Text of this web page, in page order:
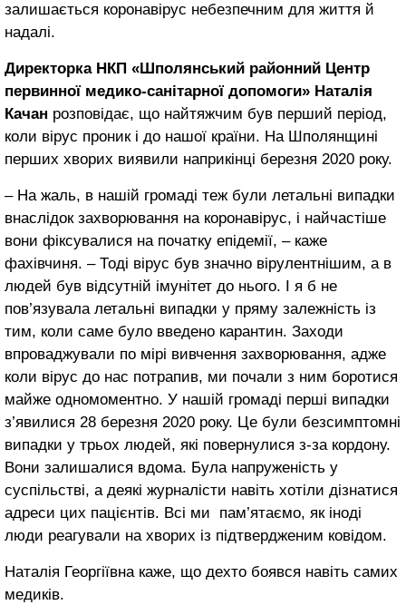
залишається коронавірус небезпечним для життя й
надалі.
Директорка НКП «Шполянський районний Центр
первинної медико-санітарної допомоги» Наталія
Качан розповідає, що найтяжчим був перший період,
коли вірус проник і до нашої країни. На Шполянщині
перших хворих виявили наприкінці березня 2020 року.
– На жаль, в нашій громаді теж були летальні випадки
внаслідок захворювання на коронавірус, і найчастіше
вони фіксувалися на початку епідемії, – каже
фахівчиня. – Тоді вірус був значно вірулентнішим, а в
людей був відсутній імунітет до нього. І я б не
пов’язувала летальні випадки у пряму залежність із
тим, коли саме було введено карантин. Заходи
впроваджували по мірі вивчення захворювання, адже
коли вірус до нас потрапив, ми почали з ним боротися
майже одномоментно. У нашій громаді перші випадки
з’явилися 28 березня 2020 року. Це були безсимптомні
випадки у трьох людей, які повернулися з-за кордону.
Вони залишалися вдома. Була напруженість у
суспільстві, а деякі журналісти навіть хотіли дізнатися
адреси цих пацієнтів. Всі ми пам’ятаємо, як іноді
люди реагували на хворих із підтвердженим ковідом.
Наталія Георгіївна каже, що дехто боявся навіть самих
медиків.